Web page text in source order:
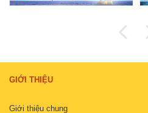
GIỚI THIỆU
Giới thiệu chung